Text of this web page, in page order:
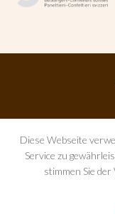
Diese Webseite
Service zu
stimmen Sie